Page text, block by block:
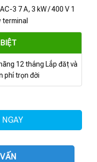
3 7 A, 3 kW / 400 V 1
terminal
12 tháng Lắp đặt và
phí trọn đời